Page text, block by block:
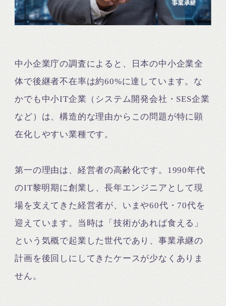
中小企業庁の調査によると、日本の中小企業全
体で後継者不在率は約60%に達しています。な
かでも中小IT企業（システム開発会社・SES企業
など）は、構造的な理由からこの問題が特に顕
在化しやすい業種です。
第一の理由は、経営者の高齢化です。1990年代
のIT黎明期に創業し、長年エンジニアとして現
場を支えてきた経営者が、いまや60代・70代を
迎えています。当時は「技術があれば食える」
という気概で起業した世代であり、事業承継の
計画を後回しにしてきたケースが少なくありま
せん。